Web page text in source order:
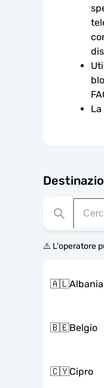
⚠️ L'operatore
🇦🇱Albania
🇧🇪Belgio
🇨🇾Cipro